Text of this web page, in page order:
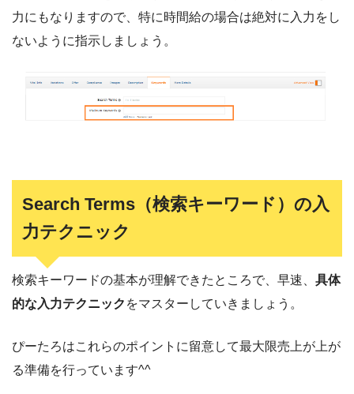
力にもなりますので、特に時間給の場合は絶対に入力をし
ないように指示しましょう。
Search Terms（検索キーワード）の入
力テクニック
検索キーワードの基本が理解できたところで、早速、 具体
的な入力テクニック をマスターしていきましょう。
ぴーたろはこれらのポイントに留意して最大限売上が上が
る準備を行っています^^